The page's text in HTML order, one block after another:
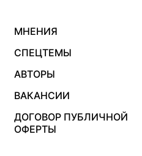
МНЕНИЯ
СПЕЦТЕМЫ
АВТОРЫ
ВАКАНСИИ
ДОГОВОР ПУБЛИЧНОЙ
ОФЕРТЫ